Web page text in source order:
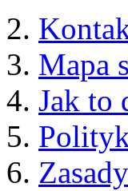
Mapa
Jak to